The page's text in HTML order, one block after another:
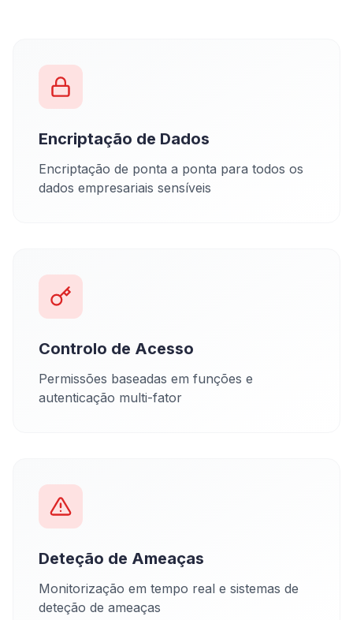
Encriptação de Dados
Encriptação de ponta a ponta para todos os
dados empresariais sensíveis
Controlo de Acesso
Permissões baseadas em funções e
autenticação multi-fator
Deteção de Ameaças
Monitorização em tempo real e sistemas de
deteção de ameaças